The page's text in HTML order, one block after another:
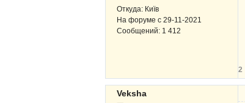
Откуда: Київ
На форуме с 29-11-2021
Сообщений: 1 412
2
Veksha